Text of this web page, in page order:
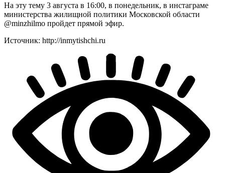
На эту тему 3 августа в 16:00, в понедельник, в инстаграме
министерства жилищной политики Московской области
@minzhilmo пройдет прямой эфир.
Источник: http://inmytishchi.ru